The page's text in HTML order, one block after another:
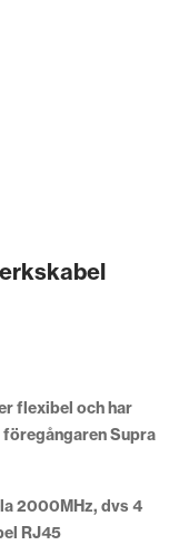
flexibel och har
Supra
2000MHz, dvs 4
RJ45